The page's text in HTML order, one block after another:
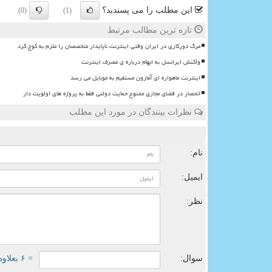
این مطلب را می پسندید؟ (1)
(0)
تازه ترین مطالب مرتبط
مرگ دورکاری در ایران وقتی اینترنت ناپایدار متخصصان را ملزم به کوچ کرد
واکنش ایرانسل به ابهام درباره ی مصرف اینترنت
اینترنت ماهواره ای آمازون مستقیم به موبایل می رسد
انحصار در فضای مجازی ممنوع حمایت دولتی فقط به پروژه های اولویت دار
نظرات بینندگان در مورد این مطلب
نام:
ایمیل:
نظر:
سوال: = ۶ بعلاوه ۳